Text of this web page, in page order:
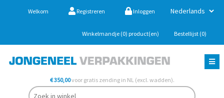
Welkom Registreren Inloggen
Winkelmandje (0) product(en) Bestellijst (0)
€ 350,00voor gratis zending in NL (excl. wadden).